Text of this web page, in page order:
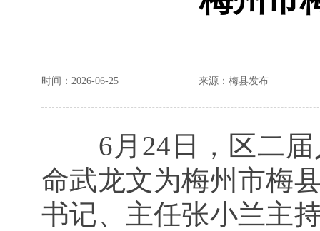
时间：2026-06-25 来源：梅县发布
6月24日，区二
命武龙文为梅州市梅
书记、主任张小兰主